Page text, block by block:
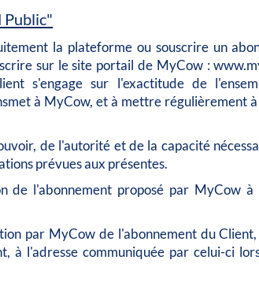
Public"
la plateforme ou souscrire un
sur le site portail de MyCow :
s'engage sur l'exactitude de
à MyCow, et à mettre régulièrement à
de l'autorité et de la capacité
prévues aux présentes.
de l'abonnement proposé par MyCow à
par MyCow de l'abonnement du
à l'adresse communiquée par celui-ci